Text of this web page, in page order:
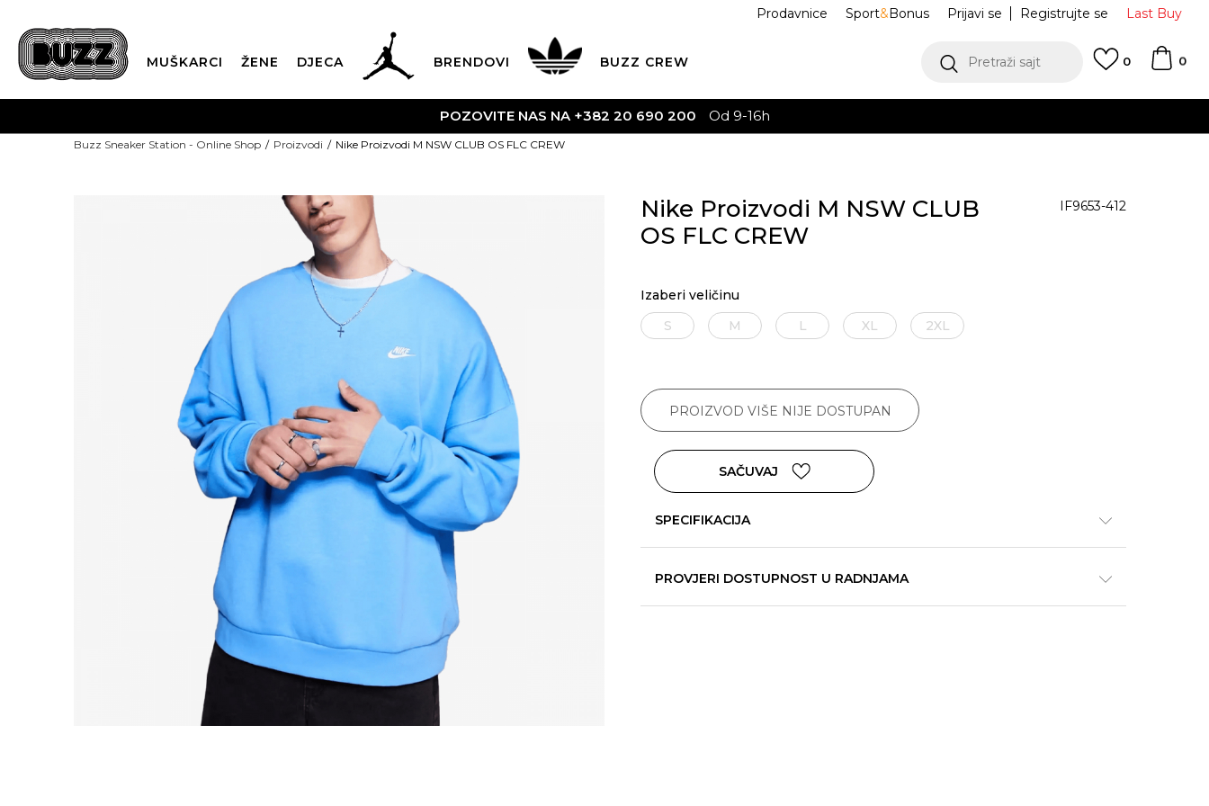
Last Buy
Prijavi se Registrujte se
Prodavnice Sport&Bonus
MUŠKARCI ŽENE DJECA BRENDOVI BUZZ CREW Pretraži sajt 0
0
POZOVITE NAS NA +382 20 690 200 Od 9-16h
Buzz Sneaker Station - Online Shop Proizvodi Nike Proizvodi M NSW CLUB OS FLC CREW
Nike Proizvodi M NSW CLUB
OS FLC CREW
IF9653-412
Izaberi veličinu
S
M L XL 2XL
PROIZVOD VIŠE NIJE DOSTUPAN
SAČUVAJ
SPECIFIKACIJA
PROVJERI DOSTUPNOST U RADNJAMA